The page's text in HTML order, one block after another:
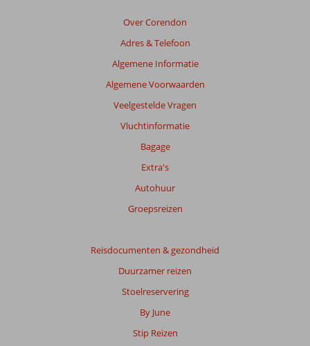
Over Corendon
Adres & Telefoon
Algemene Informatie
Algemene Voorwaarden
Veelgestelde Vragen
Vluchtinformatie
Bagage
Extra's
Autohuur
Groepsreizen
Reisdocumenten & gezondheid
Duurzamer reizen
Stoelreservering
By June
Stip Reizen